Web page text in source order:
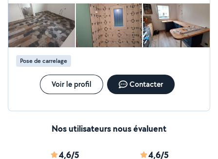
rénovation. Carrelage intérieur extérieur neuf et
rénovation terrasse faience piscine dalles etc le tout
avec décennale.
Pose de carrelage
Voir le profil Contacter
Nos utilisateurs nous évaluent
4,6/5 4,6/5